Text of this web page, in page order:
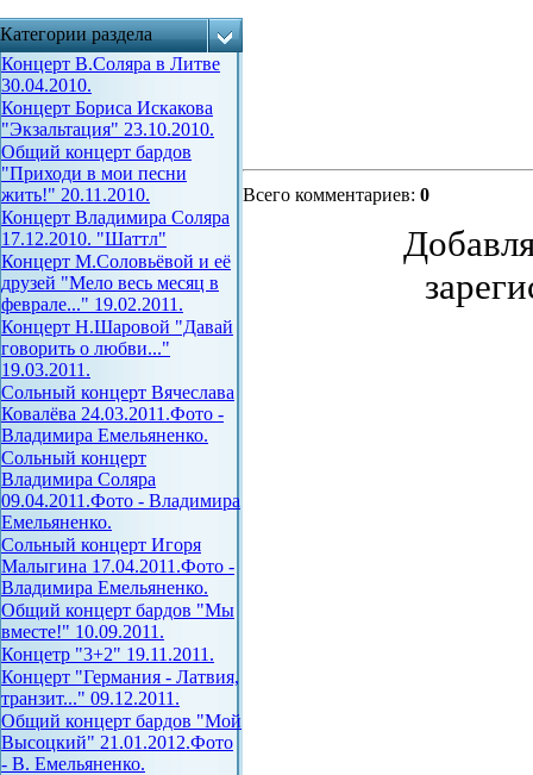
Категории раздела
Концерт В.Соляра в Литве
30.04.2010.
Концерт Бориса Искакова
"Экзальтация" 23.10.2010.
Общий концерт бардов
"Приходи в мои песни
жить!" 20.11.2010.
Концерт Владимира Соляра
17.12.2010. "Шаттл"
Концерт М.Соловьёвой и её
друзей "Мело весь месяц в
феврале..." 19.02.2011.
Концерт Н.Шаровой "Давай
говорить о любви..."
19.03.2011.
Сольный концерт Вячеслава
Ковалёва 24.03.2011.Фото -
Владимира Емельяненко.
Сольный концерт
Владимира Соляра
09.04.2011.Фото - Владимира
Емельяненко.
Сольный концерт Игоря
Малыгина 17.04.2011.Фото -
Владимира Емельяненко.
Общий концерт бардов "Мы
вместе!" 10.09.2011.
Концетр "3+2" 19.11.2011.
Концерт "Германия - Латвия,
транзит..." 09.12.2011.
Общий концерт бардов "Мой
Высоцкий" 21.01.2012.Фото
- В. Емельяненко.
Всего комментариев: 0